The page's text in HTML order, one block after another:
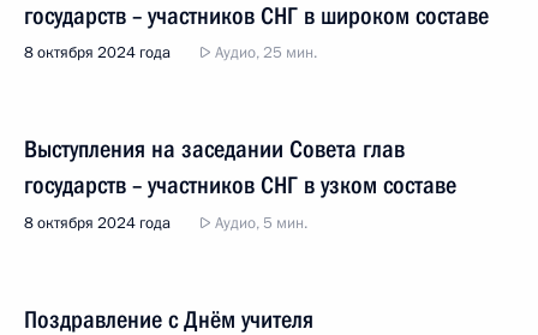
государств – участников СНГ в широком составе
8 октября 2024 года Аудио, 25 мин.
Выступления на заседании Совета глав
государств – участников СНГ в узком составе
8 октября 2024 года Аудио, 5 мин.
Поздравление с Днём учителя